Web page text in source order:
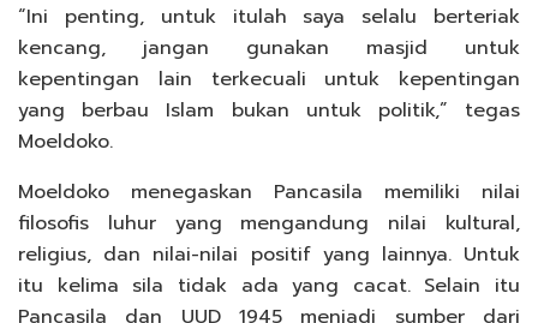
“Ini penting, untuk itulah saya selalu berteriak
kencang, jangan gunakan masjid untuk
kepentingan lain terkecuali untuk kepentingan
yang berbau Islam bukan untuk politik,” tegas
Moeldoko.
Moeldoko menegaskan Pancasila memiliki nilai
filosofis luhur yang mengandung nilai kultural,
religius, dan nilai-nilai positif yang lainnya. Untuk
itu kelima sila tidak ada yang cacat. Selain itu
Pancasila dan UUD 1945 menjadi sumber dari